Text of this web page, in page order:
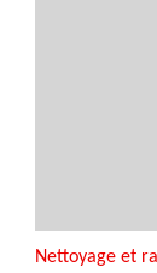
Nettoyage et